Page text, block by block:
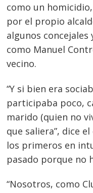
como un
por el propio
algunos
como Manuel
vecino.
“Y si bien era
participaba poco,
marido (quien no
que saliera”, dice
los primeros en
pasado porque no
“Nosotros, como